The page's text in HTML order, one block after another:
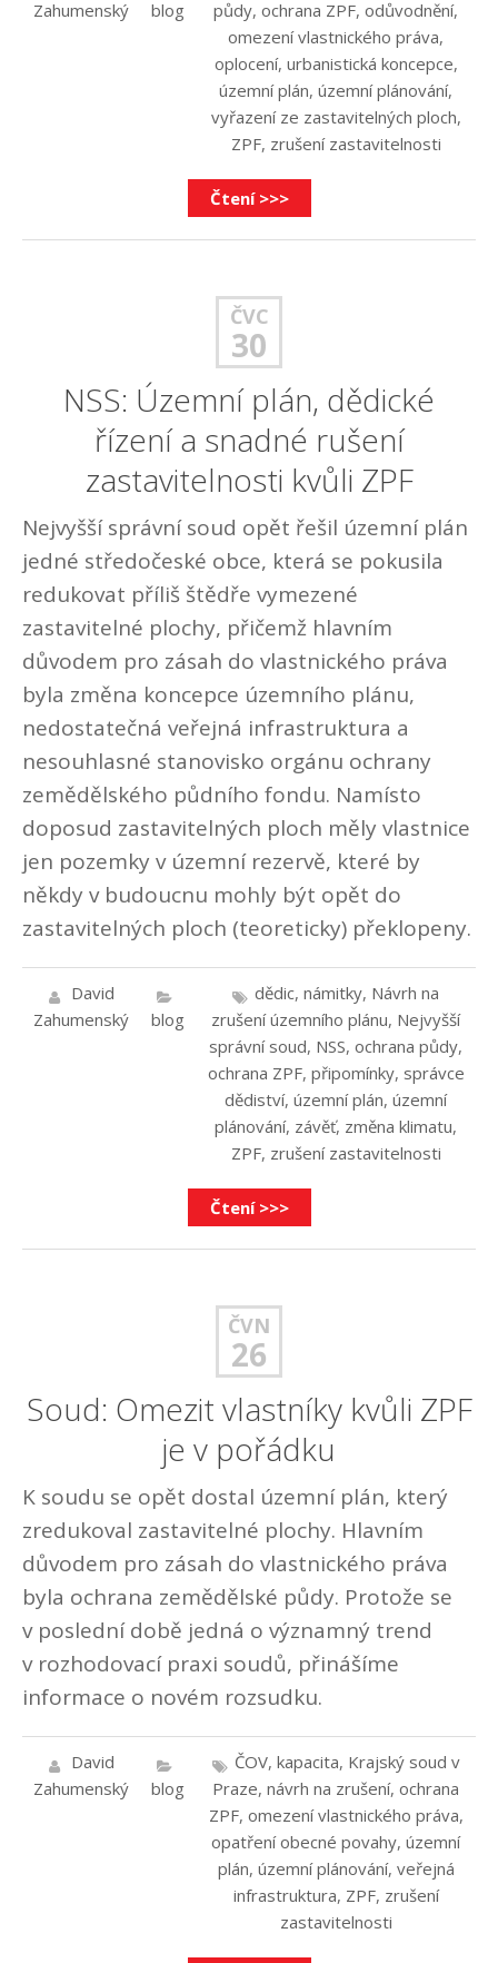
Zahumenský blog půdy, ochrana ZPF, odůvodnění,
omezení vlastnického práva,
oplocení, urbanistická koncepce,
územní plán, územní plánování,
vyřazení ze zastavitelných ploch,
ZPF, zrušení zastavitelnosti
Čtení >>>
ČVC
30
NSS: Územní plán, dědické
řízení a snadné rušení
zastavitelnosti kvůli ZPF
Nejvyšší správní soud opět řešil územní plán
jedné středočeské obce, která se pokusila
redukovat příliš štědře vymezené
zastavitelné plochy, přičemž hlavním
důvodem pro zásah do vlastnického práva
byla změna koncepce územního plánu,
nedostatečná veřejná infrastruktura a
nesouhlasné stanovisko orgánu ochrany
zemědělského půdního fondu. Namísto
doposud zastavitelných ploch měly vlastnice
jen pozemky v územní rezervě, které by
někdy v budoucnu mohly být opět do
zastavitelných ploch (teoreticky) překlopeny.
David
Zahumenský
blog
dědic, námitky, Návrh na
zrušení územního plánu, Nejvyšší
správní soud, NSS, ochrana půdy,
ochrana ZPF, připomínky, správce
dědiství, územní plán, územní
plánování, závěť, změna klimatu,
ZPF, zrušení zastavitelnosti
Čtení >>>
ČVN
26
Soud: Omezit vlastníky kvůli ZPF
je v pořádku
K soudu se opět dostal územní plán, který
zredukoval zastavitelné plochy. Hlavním
důvodem pro zásah do vlastnického práva
byla ochrana zemědělské půdy. Protože se
v poslední době jedná o významný trend
v rozhodovací praxi soudů, přinášíme
informace o novém rozsudku.
David
Zahumenský
blog
ČOV, kapacita, Krajský soud v
Praze, návrh na zrušení, ochrana
ZPF, omezení vlastnického práva,
opatření obecné povahy, územní
plán, územní plánování, veřejná
infrastruktura, ZPF, zrušení
zastavitelnosti